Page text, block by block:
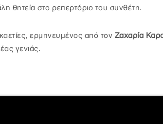
θητεία στο ρεπερτόριο του συνθέτη.
ερμηνευμένος από τον Ζαχαρία
γενιάς.